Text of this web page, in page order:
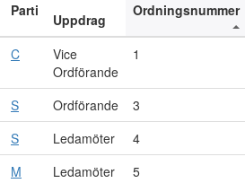
Parti
Uppdrag
Ordningsnummer
C
Vice
Ordförande
1
S Ordförande
3
S Ledamöter
4
M Ledamöter
5